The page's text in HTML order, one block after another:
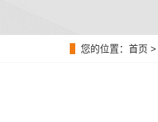
您的位置： 首页 >